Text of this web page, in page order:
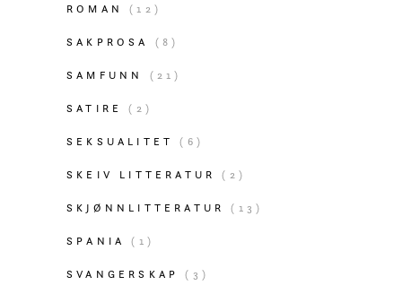
ROMAN (12)
SAKPROSA (8)
SAMFUNN (21)
SATIRE (2)
SEKSUALITET (6)
SKEIV LITTERATUR (2)
SKJØNNLITTERATUR (13)
SPANIA (1)
SVANGERSKAP (3)